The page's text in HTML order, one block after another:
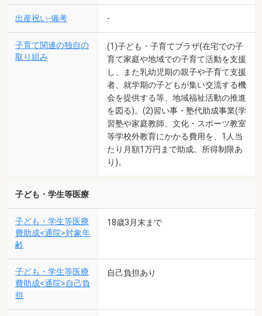
出産祝い-備考 -
子育て関連の独自の
取り組み
(1)子ども・子育てプラザ(在宅での子
育て家庭や地域での子育て活動を支援
し、また乳幼児期の親子や子育て支援
者、就学期の子どもが集い交流する機
会を提供する等、地域福祉活動の推進
を図る)。(2)習い事・塾代助成事業(学
習塾や家庭教師、文化・スポーツ教室
等学校外教育にかかる費用を、1人当
たり月額1万円まで助成。所得制限あ
り)。
子ども・学生等医療
子ども・学生等医療
費助成<通院>対象年
齢
18歳3月末まで
子ども・学生等医療
費助成<通院>自己負
担
自己負担あり